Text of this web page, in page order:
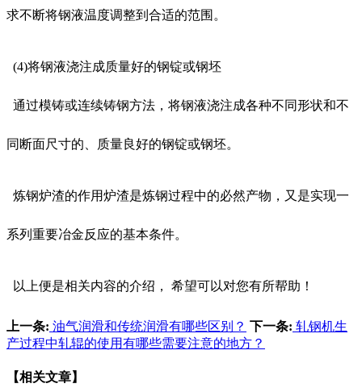
求不断将钢液温度调整到合适的范围。
(4)将钢液浇注成质量好的钢锭或钢坯
通过模铸或连续铸钢方法，将钢液浇注成各种不同形状和不
同断面尺寸的、质量良好的钢锭或钢坯。
炼钢炉渣的作用炉渣是炼钢过程中的必然产物，又是实现一
系列重要冶金反应的基本条件。
以上便是相关内容的介绍， 希望可以对您有所帮助！
上一条: 油气润滑和传统润滑有哪些区别？ 下一条: 轧钢机生
产过程中轧辊的使用有哪些需要注意的地方？
【相关文章】